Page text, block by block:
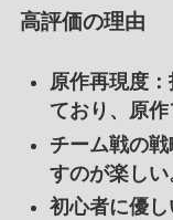
高評価の理由
原作再現度：
ており、原作
チーム戦の戦
すのが楽しい
初心者に優